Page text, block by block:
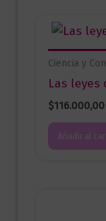
Ciencia y
Las
$116.000,00
Añadir al